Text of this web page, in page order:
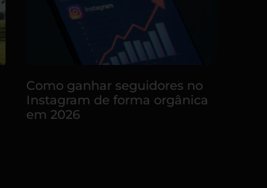
Como ganhar seguidores no
Instagram de forma orgânica
em 2026